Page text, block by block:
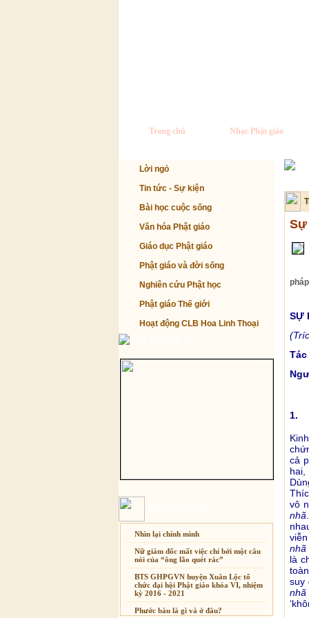
Trang chủ Nhạc Phật giáo
Lời ngỏ
Tin tức - Sự kiện
Bài học cuộc sống
Văn hóa Phật giáo
Giáo dục Phật giáo
Phật giáo và đời sống
Nghiên cứu Phật học
Phật giáo Thế giới
Hoạt động CLB Hoa Linh Thoại
Nhìn lại chính mình
Nữ giám đốc mất việc chỉ bởi một câu
nói của “ông lão quét rác”
BTS GHPGVN huyện Xuân Lộc tổ
chức đại hội Phật giáo khóa VI, nhiệm
kỳ 2016 - 2021
Phước báu là gì và ở đâu?
Sự
SỰ
1.
Kinh
cả
hai,
vô
nhã
nhã
là
suy
nhã